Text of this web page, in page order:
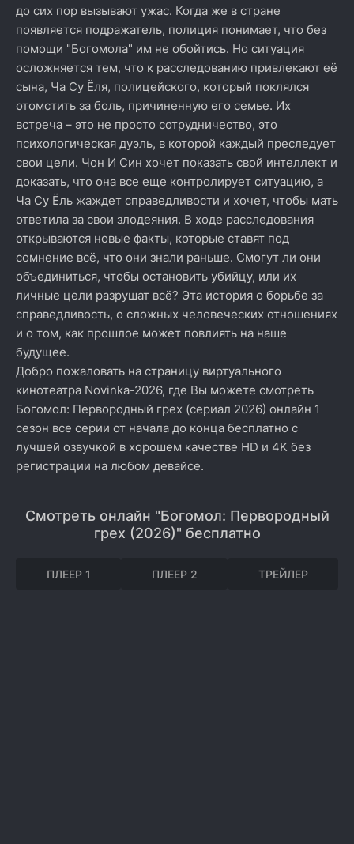
до сих пор вызывают ужас. Когда же в стране
появляется подражатель, полиция понимает, что без
помощи "Богомола" им не обойтись. Но ситуация
осложняется тем, что к расследованию привлекают её
сына, Ча Су Ёля, полицейского, который поклялся
отомстить за боль, причиненную его семье. Их
встреча – это не просто сотрудничество, это
психологическая дуэль, в которой каждый преследует
свои цели. Чон И Син хочет показать свой интеллект и
доказать, что она все еще контролирует ситуацию, а
Ча Су Ёль жаждет справедливости и хочет, чтобы мать
ответила за свои злодеяния. В ходе расследования
открываются новые факты, которые ставят под
сомнение всё, что они знали раньше. Смогут ли они
объединиться, чтобы остановить убийцу, или их
личные цели разрушат всё? Эта история о борьбе за
справедливость, о сложных человеческих отношениях
и о том, как прошлое может повлиять на наше
будущее.
Добро пожаловать на страницу виртуального
кинотеатра Novinka-2026, где Вы можете смотреть
Богомол: Первородный грех (сериал 2026) онлайн 1
сезон все серии от начала до конца бесплатно с
лучшей озвучкой в хорошем качестве HD и 4K без
регистрации на любом девайсе.
Смотреть онлайн "Богомол: Первородный
грех (2026)" бесплатно
ПЛЕЕР 1 ПЛЕЕР 2 ТРЕЙЛЕР